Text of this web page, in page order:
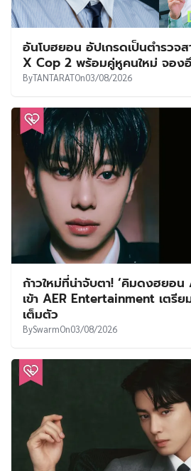
อันโบฮยอน อัปเกรดเป็นตำรวจ
X Cop 2 พร้อมคู่หูคนใหม่ จอง
ByTANTARATOn03/08/2026
ก้าวใหม่ที่น่าจับตา! ‘คิมดงฮยอ
เข้า AER Entertainment เตรี
เต็มตัว
BySwarmOn03/08/2026